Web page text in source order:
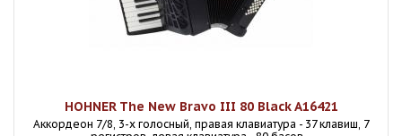
HOHNER The New Bravo III 80 Black A16421
Аккордеон 7/8, 3-х голосный, правая клавиатура - 37 клавиш, 7